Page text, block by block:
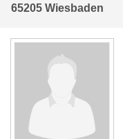
65205 Wiesbaden